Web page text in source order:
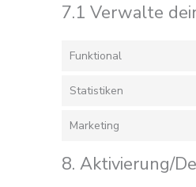
7.1 Verwalte
Funktional
Statistiken
Marketing
8. Aktivierung/